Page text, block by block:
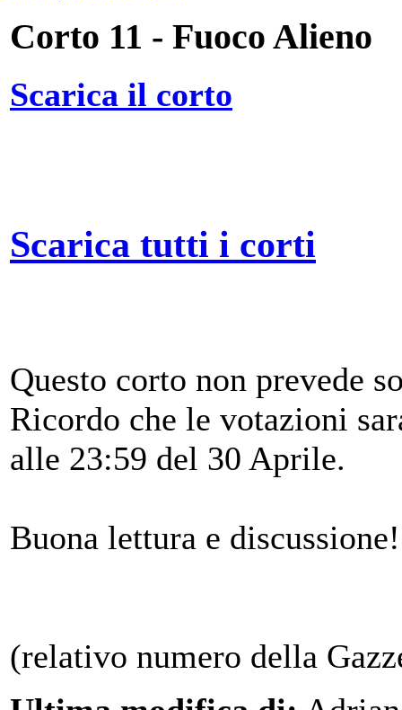
Corto 11 - Fuoco Alieno
Scarica il corto
Scarica tutti i corti
Questo corto non prevede
Ricordo che le votazioni
alle 23:59 del 30 Aprile.
Buona lettura e discussione!
(relativo numero della